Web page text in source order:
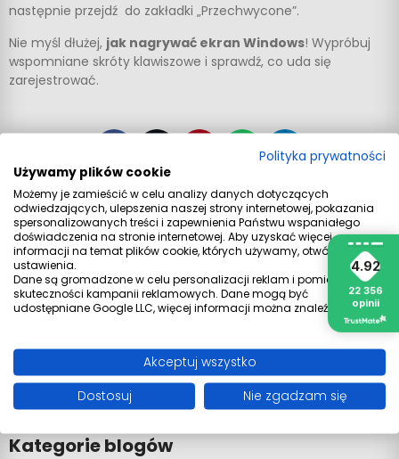
4.92
22 356
opinii
następnie przejdź do zakładki „Przechwycone”.
Nie myśl dłużej, jak nagrywać ekran Windows! Wypróbuj
wspomniane skróty klawiszowe i sprawdź, co uda się
zarejestrować.
NOWSZY STARSZY
Wyszukiwanie blogów
Kategorie blogów
Polityka prywatności
Używamy plików cookie
Możemy je zamieścić w celu analizy danych dotyczących
odwiedzających, ulepszenia naszej strony internetowej, pokazania
spersonalizowanych treści i zapewnienia Państwu wspaniałego
doświadczenia na stronie internetowej. Aby uzyskać więcej
informacji na temat plików cookie, których używamy, otwórz
ustawienia.
Dane są gromadzone w celu personalizacji reklam i pomiaru
skuteczności kampanii reklamowych. Dane mogą być
udostępniane Google LLC, więcej informacji można znaleźć
tutaj.
Akceptuj wszystko
Dostosuj
Nie zgadzam się